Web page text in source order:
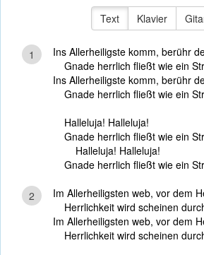
Text Klavier
1
Ins Allerheiligste komm, berühr
Gnade herrlich fließt wie ein
Ins Allerheiligste komm, berühr
Gnade herrlich fließt wie ein
Halleluja! Halleluja!
Gnade herrlich fließt wie ein
Halleluja! Halleluja!
Gnade herrlich fließt wie ein
2
Im Allerheiligsten web, vor dem
Herrlichkeit wird scheinen
Im Allerheiligsten web, vor dem
Herrlichkeit wird scheinen